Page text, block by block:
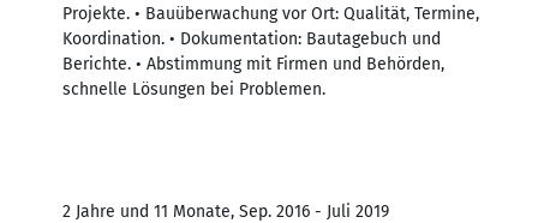
Projekte. • Bauüberwachung vor Ort: Qualität, Termine,
Koordination. • Dokumentation: Bautagebuch und
Berichte. • Abstimmung mit Firmen und Behörden,
schnelle Lösungen bei Problemen.
2 Jahre und 11 Monate, Sep. 2016 - Juli 2019